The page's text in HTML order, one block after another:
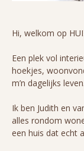
Hi, welkom op
Een plek vol
hoekjes,
m’n dagelijks leven.
Ik ben Judith en
alles rondom
een huis dat echt